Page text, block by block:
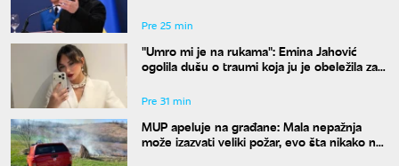
Pre 25 min
"Umro mi je na rukama": Emina Jahović
ogolila dušu o traumi koja ju je obeležila za
Pre 31 min
MUP apeluje na građane: Mala nepažnja
može izazvati veliki požar, evo šta nikako ne